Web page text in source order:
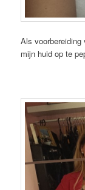
Als voorbereiding
mijn huid op te